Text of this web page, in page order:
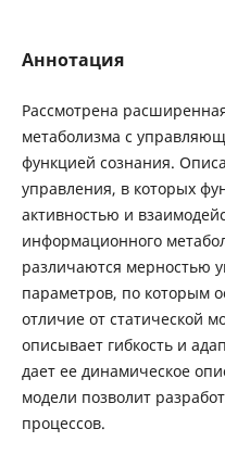
Аннотация
Рассмотрена
метаболизма с
функцией сознания.
управления, в которых
активностью и
информационного
различаются мерностью
параметров, по которым
отличие от статической
описывает гибкость и
дает ее динамическое
модели позволит
процессов.